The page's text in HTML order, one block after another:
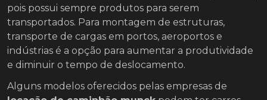
pois possui sempre produtos para serem
transportados. Para montagem de estruturas,
transporte de cargas em portos, aeroportos e
indústrias é a opção para aumentar a produtividade
e diminuir o tempo de deslocamento.
Alguns modelos oferecidos pelas empresas de